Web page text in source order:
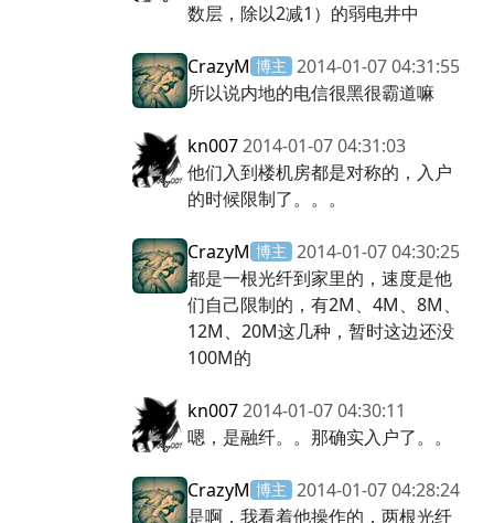
数层，除以2减1）的弱电井中
CrazyM 博主 2014-01-07 04:31:55
所以说内地的电信很黑很霸道嘛
kn0072014-01-07 04:31:03
他们入到楼机房都是对称的，入户
的时候限制了。。。
CrazyM 博主 2014-01-07 04:30:25
都是一根光纤到家里的，速度是他
们自己限制的，有2M、4M、8M、
12M、20M这几种，暂时这边还没
100M的
kn0072014-01-07 04:30:11
嗯，是融纤。。那确实入户了。。
CrazyM 博主 2014-01-07 04:28:24
是啊，我看着他操作的，两根光纤